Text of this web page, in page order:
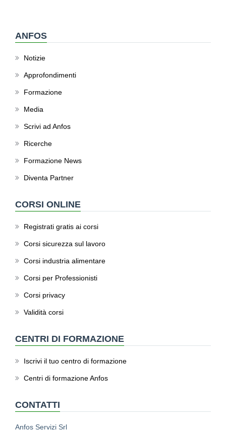
ANFOS
Notizie
Approfondimenti
Formazione
Media
Scrivi ad Anfos
Ricerche
Formazione News
Diventa Partner
CORSI ONLINE
Registrati gratis ai corsi
Corsi sicurezza sul lavoro
Corsi industria alimentare
Corsi per Professionisti
Corsi privacy
Validità corsi
CENTRI DI FORMAZIONE
Iscrivi il tuo centro di formazione
Centri di formazione Anfos
CONTATTI
Anfos Servizi Srl